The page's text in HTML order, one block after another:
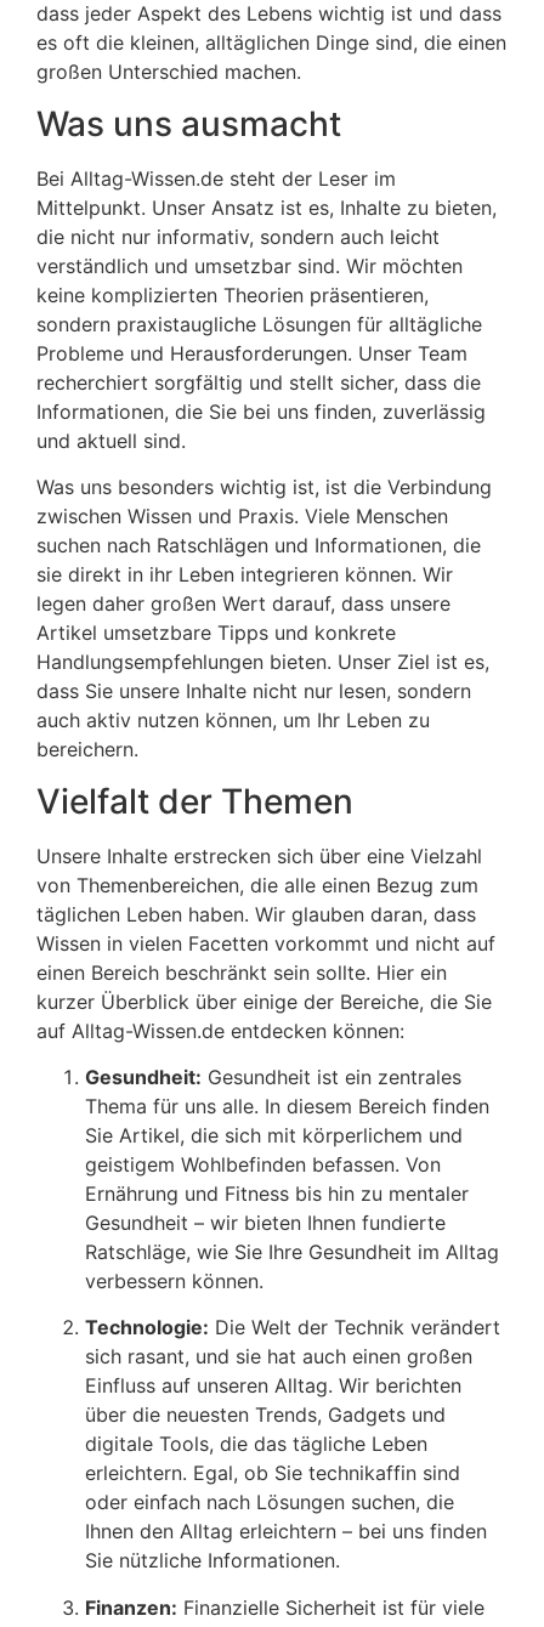
dass jeder Aspekt des Lebens wichtig ist und dass
es oft die kleinen, alltäglichen Dinge sind, die einen
großen Unterschied machen.
Was uns ausmacht
Bei Alltag-Wissen.de steht der Leser im
Mittelpunkt. Unser Ansatz ist es, Inhalte zu bieten,
die nicht nur informativ, sondern auch leicht
verständlich und umsetzbar sind. Wir möchten
keine komplizierten Theorien präsentieren,
sondern praxistaugliche Lösungen für alltägliche
Probleme und Herausforderungen. Unser Team
recherchiert sorgfältig und stellt sicher, dass die
Informationen, die Sie bei uns finden, zuverlässig
und aktuell sind.
Was uns besonders wichtig ist, ist die Verbindung
zwischen Wissen und Praxis. Viele Menschen
suchen nach Ratschlägen und Informationen, die
sie direkt in ihr Leben integrieren können. Wir
legen daher großen Wert darauf, dass unsere
Artikel umsetzbare Tipps und konkrete
Handlungsempfehlungen bieten. Unser Ziel ist es,
dass Sie unsere Inhalte nicht nur lesen, sondern
auch aktiv nutzen können, um Ihr Leben zu
bereichern.
Vielfalt der Themen
Unsere Inhalte erstrecken sich über eine Vielzahl
von Themenbereichen, die alle einen Bezug zum
täglichen Leben haben. Wir glauben daran, dass
Wissen in vielen Facetten vorkommt und nicht auf
einen Bereich beschränkt sein sollte. Hier ein
kurzer Überblick über einige der Bereiche, die Sie
auf Alltag-Wissen.de entdecken können:
Gesundheit: Gesundheit ist ein zentrales
Thema für uns alle. In diesem Bereich finden
Sie Artikel, die sich mit körperlichem und
geistigem Wohlbefinden befassen. Von
Ernährung und Fitness bis hin zu mentaler
Gesundheit – wir bieten Ihnen fundierte
Ratschläge, wie Sie Ihre Gesundheit im Alltag
verbessern können.
Technologie: Die Welt der Technik verändert
sich rasant, und sie hat auch einen großen
Einfluss auf unseren Alltag. Wir berichten
über die neuesten Trends, Gadgets und
digitale Tools, die das tägliche Leben
erleichtern. Egal, ob Sie technikaffin sind
oder einfach nach Lösungen suchen, die
Ihnen den Alltag erleichtern – bei uns finden
Sie nützliche Informationen.
Finanzen: Finanzielle Sicherheit ist für viele